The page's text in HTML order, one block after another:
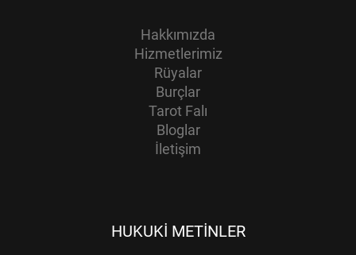
Hakkımızda
Hizmetlerimiz
Rüyalar
Burçlar
Tarot Falı
Bloglar
İletişim
HUKUKI METINLER